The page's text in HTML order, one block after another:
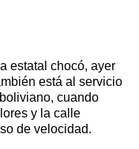
estatal chocó, ayer
está al servicio
cuando
y la calle
de velocidad.